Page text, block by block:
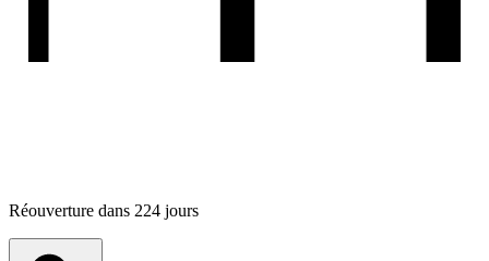
Réouverture dans 224 jours